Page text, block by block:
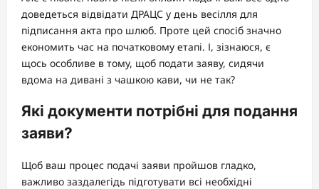
доведеться відвідати ДРАЦС у день весілля для
підписання акта про шлюб. Проте цей спосіб значно
економить час на початковому етапі. І, зізнаюся, є
щось особливе в тому, щоб подати заяву, сидячи
вдома на дивані з чашкою кави, чи не так?
Які документи потрібні для подання
заяви?
Щоб ваш процес подачі заяви пройшов гладко,
важливо заздалегідь підготувати всі необхідні